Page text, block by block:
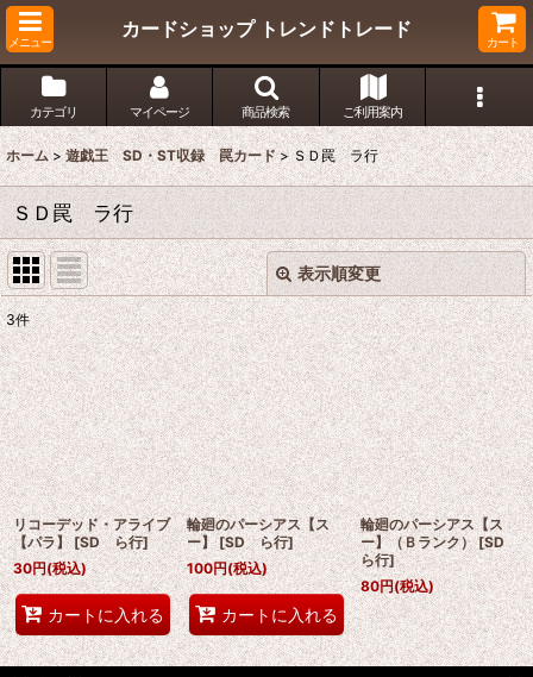
メニュー
カードショップ トレンドトレード
カート
カテゴリ マイページ 商品検索 ご利用案内
ホーム > 遊戯王 SD・ST収録 罠カード > ＳＤ罠 ラ行
ＳＤ罠 ラ行
表示順変更
表示数:
在庫あり
並び順:
絞り込む
閉じる
3件
リコーデッド・アライブ
【パラ】 [SD ら行]
30円(税込)
カートに入れる
輪廻のパーシアス【ス
ー】 [SD ら行]
100円(税込)
カートに入れる
輪廻のパーシアス【ス
ー】（Ｂランク） [SD
ら行]
80円(税込)